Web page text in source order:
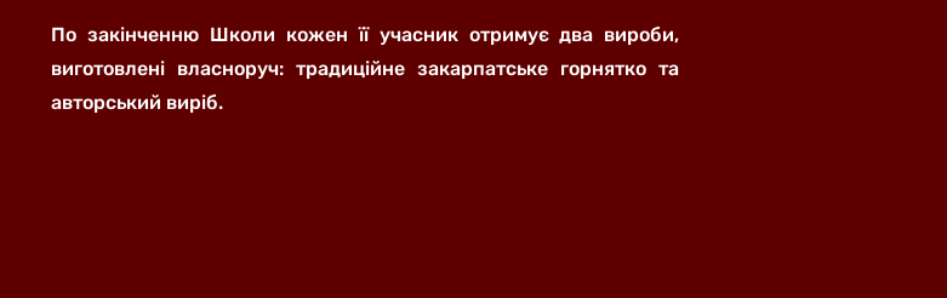
По закінченню Школи кожен її учасник отримує два вироби,
виготовлені власноруч: традиційне закарпатське горнятко та
авторський виріб.